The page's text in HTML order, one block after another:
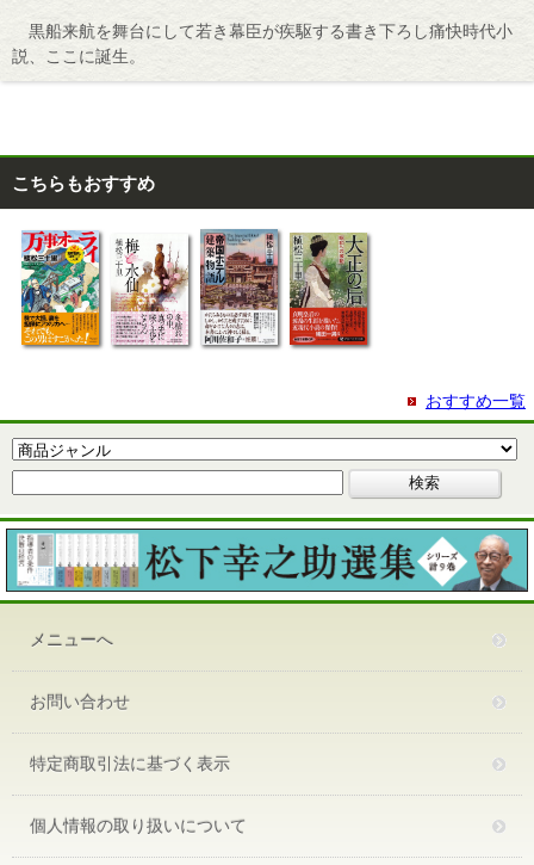
黒船来航を舞台にして若き幕臣が疾駆する書き下ろし痛快時代小
説、ここに誕生。
こちらもおすすめ
おすすめ一覧
メニューへ
お問い合わせ
特定商取引法に基づく表示
個人情報の取り扱いについて